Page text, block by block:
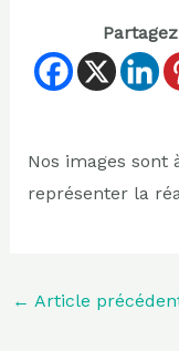
Nos images
représenter la
← Article